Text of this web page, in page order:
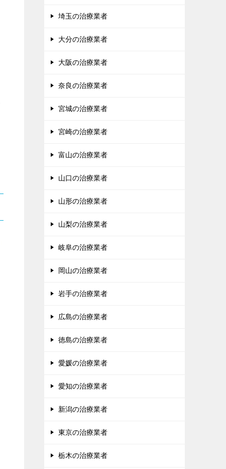
埼玉の治療業者
大分の治療業者
大阪の治療業者
奈良の治療業者
宮城の治療業者
宮崎の治療業者
富山の治療業者
山口の治療業者
山形の治療業者
山梨の治療業者
岐阜の治療業者
岡山の治療業者
岩手の治療業者
広島の治療業者
徳島の治療業者
愛媛の治療業者
愛知の治療業者
新潟の治療業者
東京の治療業者
栃木の治療業者